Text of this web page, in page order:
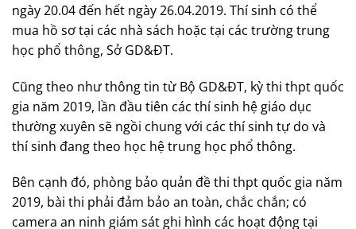
ngày 20.04 đến hết ngày 26.04.2019. Thí sinh có thể
mua hồ sơ tại các nhà sách hoặc tại các trường trung
học phổ thông, Sở GD&ĐT.
Cũng theo như thông tin từ Bộ GD&ĐT, kỳ thi thpt quốc
gia năm 2019, lần đầu tiên các thí sinh hệ giáo dục
thường xuyên sẽ ngồi chung với các thí sinh tự do và
thí sinh đang theo học hệ trung học phổ thông.
Bên cạnh đó, phòng bảo quản đề thi thpt quốc gia năm
2019, bài thi phải đảm bảo an toàn, chắc chắn; có
camera an ninh giám sát ghi hình các hoạt động tại